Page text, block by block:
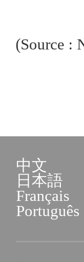
(Source :
中文
日本語
Français
Português